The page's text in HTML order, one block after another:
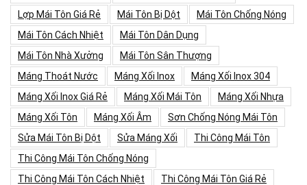
Lợp Mái Tôn Giá Rẻ
Mái Tôn Bị Dột
Mái Tôn Chống Nóng
Mái Tôn Cách Nhiệt
Mái Tôn Dân Dụng
Mái Tôn Nhà Xưởng
Mái Tôn Sân Thượng
Máng Thoát Nước
Máng Xối Inox
Máng Xối Inox 304
Máng Xối Inox Giá Rẻ
Máng Xối Mái Tôn
Máng Xối Nhựa
Máng Xối Tôn
Máng Xối Âm
Sơn Chống Nóng Mái Tôn
Sửa Mái Tôn Bị Dột
Sửa Máng Xối
Thi Công Mái Tôn
Thi Công Mái Tôn Chống Nóng
Thi Công Mái Tôn Cách Nhiệt
Thi Công Mái Tôn Giá Rẻ